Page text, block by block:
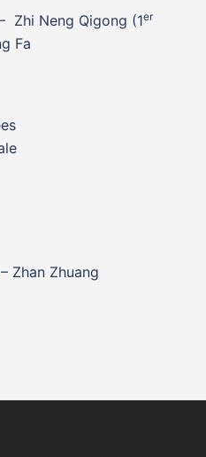
Zhi Neng Qigong (1er
Fa
Zhan Zhuang